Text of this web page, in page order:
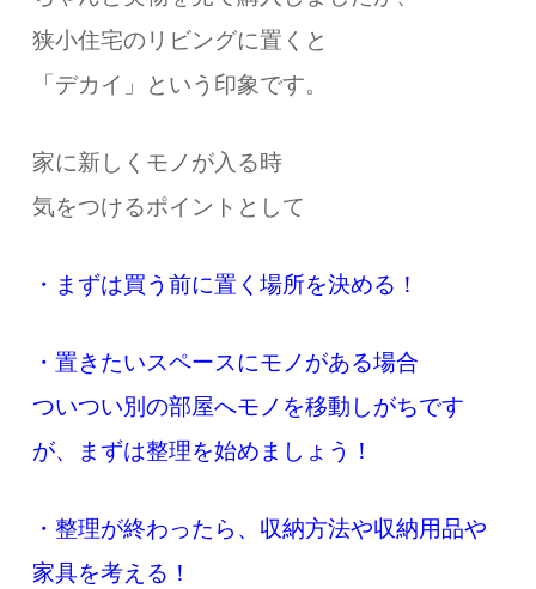
狭小住宅のリビングに置くと
「デカイ」という印象です。
家に新しくモノが入る時
気をつけるポイントとして
・まずは買う前に置く場所を決める！
・置きたいスペースにモノがある場合
ついつい別の部屋へモノを移動しがちです
が、
まずは整理を始めましょう！
・整理が終わったら、収納方法や収納用品や
家具を考える！